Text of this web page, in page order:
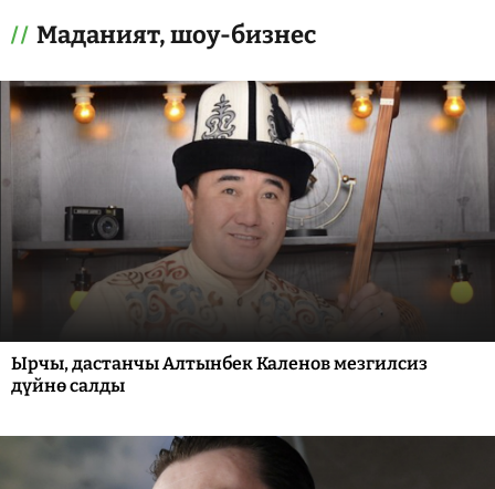
Маданият, шоу-бизнес
Ырчы, дастанчы Алтынбек Каленов мезгилсиз
дүйнө салды